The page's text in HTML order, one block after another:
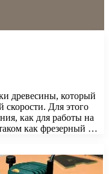
древесины, который
скорости. Для этого
как для работы на
как фрезерный …